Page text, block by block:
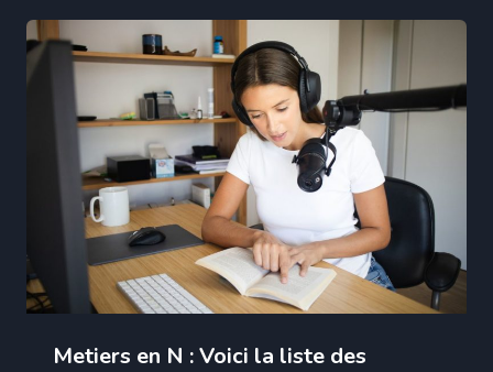
Metiers en N : Voici la liste des